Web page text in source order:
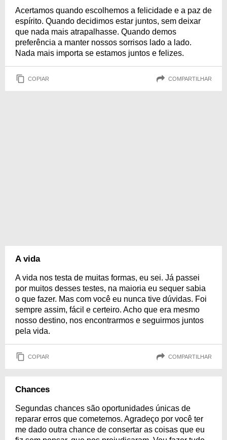
Acertamos quando escolhemos a felicidade e a paz de
espírito. Quando decidimos estar juntos, sem deixar
que nada mais atrapalhasse. Quando demos
preferência a manter nossos sorrisos lado a lado.
Nada mais importa se estamos juntos e felizes.
COPIAR COMPARTILHAR
A vida
A vida nos testa de muitas formas, eu sei. Já passei
por muitos desses testes, na maioria eu sequer sabia
o que fazer. Mas com você eu nunca tive dúvidas. Foi
sempre assim, fácil e certeiro. Acho que era mesmo
nosso destino, nos encontrarmos e seguirmos juntos
pela vida.
COPIAR COMPARTILHAR
Chances
Segundas chances são oportunidades únicas de
reparar erros que cometemos. Agradeço por você ter
me dado outra chance de consertar as coisas que eu